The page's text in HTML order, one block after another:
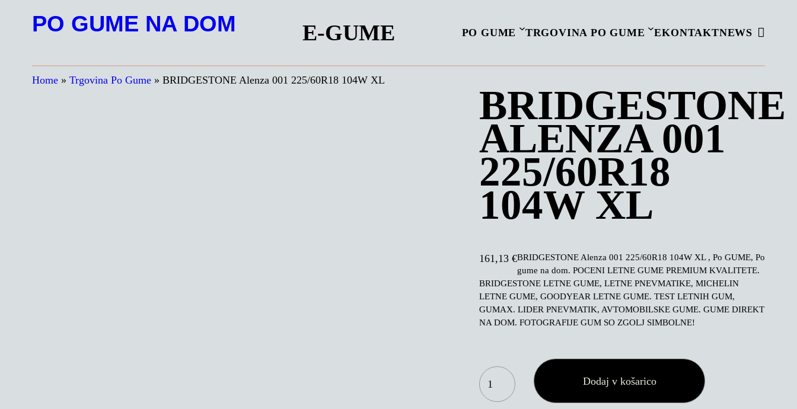
PO GUME NA DOM E-GUME PO GUME TRGOVINA PO GUME EKONTAKTNEWS
Home» Trgovina Po Gume» BRIDGESTONE Alenza 001 225/60R18 104W XL
BRIDGESTONE
ALENZA 001
225/60R18
104W XL
161,13€BRIDGESTONE Alenza 001 225/60R18 104W XL , Po GUME, Po
gume na dom. POCENI LETNE GUME PREMIUM KVALITETE.
BRIDGESTONE LETNE GUME, LETNE PNEVMATIKE, MICHELIN
LETNE GUME, GOODYEAR LETNE GUME. TEST LETNIH GUM,
GUMAX. LIDER PNEVMATIK, AVTOMOBILSKE GUME. GUME DIREKT
NA DOM. FOTOGRAFIJE GUM SO ZGOLJ SIMBOLNE!
BRIDGESTONE
ALENZA
001
225/60R18
Dodaj v košarico